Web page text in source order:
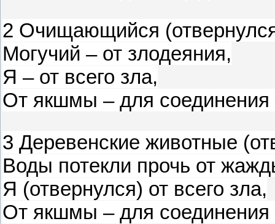
2 Очищающийся
Могучий – от злодеяния,
Я – от всего зла,
От якшмы – для соединения
3 Деревенские животные
Воды потекли прочь от
Я (отвернулся) от всего зла,
От якшмы – для соединения